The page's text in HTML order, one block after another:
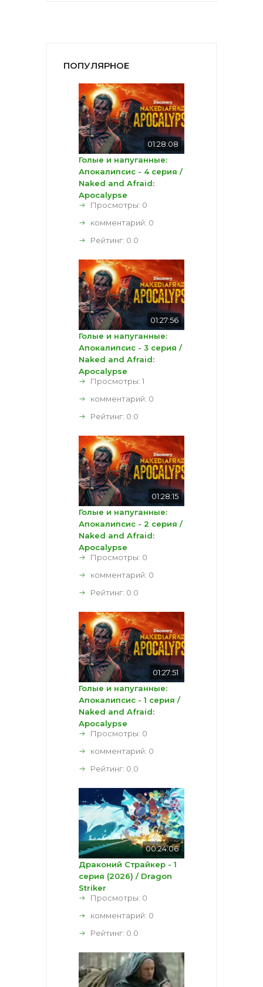
ПОПУЛЯРНОЕ
01:28:08
Голые и напуганные:
Апокалипсис - 4 серия /
Naked and Afraid:
Apocalypse
Просмотры: 0
комментарий: 0
Рейтинг: 0.0
01:27:56
Голые и напуганные:
Апокалипсис - 3 серия /
Naked and Afraid:
Apocalypse
Просмотры: 1
комментарий: 0
Рейтинг: 0.0
01:28:15
Голые и напуганные:
Апокалипсис - 2 серия /
Naked and Afraid:
Apocalypse
Просмотры: 0
комментарий: 0
Рейтинг: 0.0
01:27:51
Голые и напуганные:
Апокалипсис - 1 серия /
Naked and Afraid:
Apocalypse
Просмотры: 0
комментарий: 0
Рейтинг: 0.0
00:24:06
Драконий Страйкер - 1
серия (2026) / Dragon
Striker
Просмотры: 0
комментарий: 0
Рейтинг: 0.0